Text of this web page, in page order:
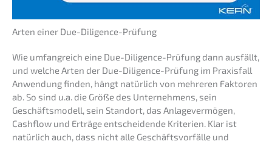
Arten einer Due-Diligence-Prüfung
Wie umfang­reich eine Due-Diligence-Prüfung dann ausfällt,
und welche Arten der Due-Diligence-Prüfung im Praxis­fall
Anwen­dung finden, hängt natür­lich von mehre­ren Fakto­ren
ab. So sind u.a. die Größe des Unter­neh­mens, sein
Geschäfts­mo­dell, sein Stand­ort, das Anlage­ver­mö­gen,
Cashflow und Erträ­ge entschei­den­de Krite­ri­en. Klar ist
natür­lich auch, dass nicht alle Geschäfts­vor­fäl­le und